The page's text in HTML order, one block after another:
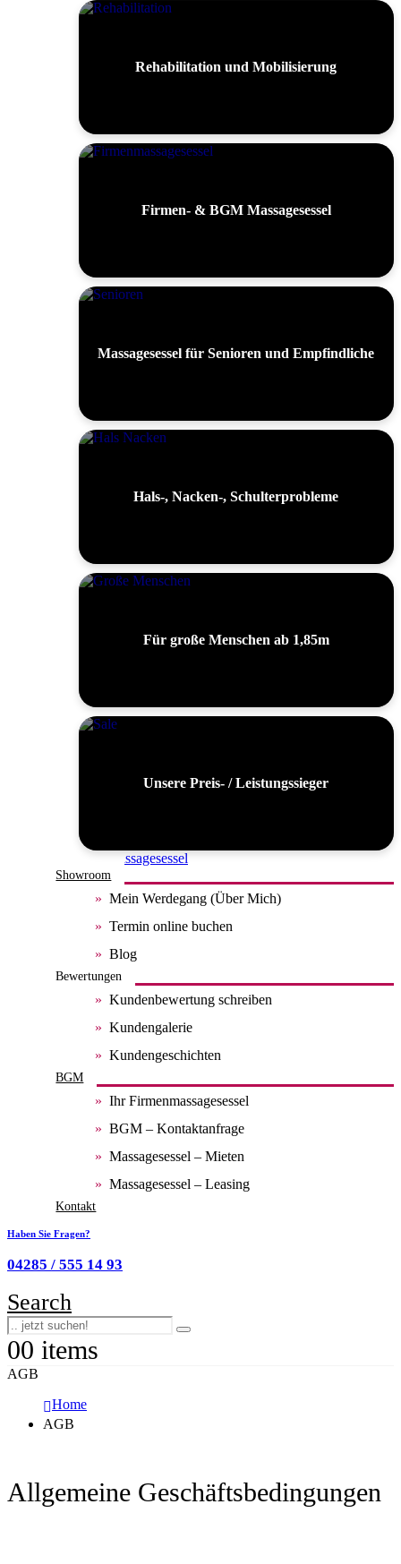
Rehabilitation und Mobilisierung
Firmen- & BGM Massagesessel
Massagesessel für Senioren und Empfindliche
Hals-, Nacken-, Schulterprobleme
Für große Menschen ab 1,85m
Unsere Preis- / Leistungssieger
Alle Massagesessel
Showroom
Mein Werdegang (Über Mich)
Termin online buchen
Blog
Bewertungen
Kundenbewertung schreiben
Kundengalerie
Kundengeschichten
BGM
Ihr Firmenmassagesessel
BGM – Kontaktanfrage
Massagesessel – Mieten
Massagesessel – Leasing
Kontakt
Haben Sie Fragen?
04285 / 555 14 93
Search
00 items
AGB
Home
AGB
Allgemeine Geschäftsbedingungen